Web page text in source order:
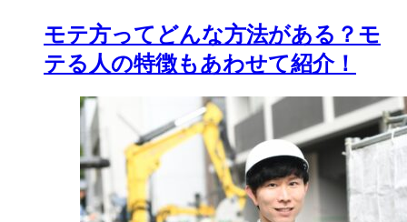
モテ方ってどんな方法がある？モ
テる人の特徴もあわせて紹介！